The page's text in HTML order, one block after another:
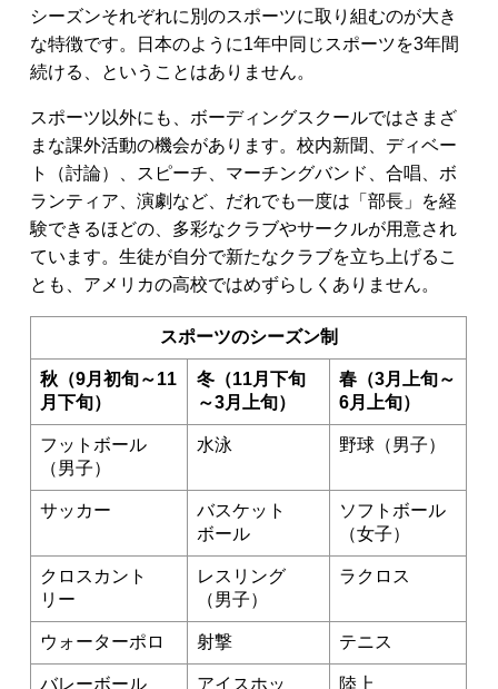
シーズンそれぞれに別のスポーツに取り組むのが大き
な特徴です。日本のように1年中同じスポーツを3年間
続ける、ということはありません。
スポーツ以外にも、ボーディングスクールではさまざ
まな課外活動の機会があります。校内新聞、ディベー
ト（討論）、スピーチ、マーチングバンド、合唱、ボ
ランティア、演劇など、だれでも一度は「部長」を経
験できるほどの、多彩なクラブやサークルが用意され
ています。生徒が自分で新たなクラブを立ち上げるこ
とも、アメリカの高校ではめずらしくありません。
スポーツのシーズン制
秋（9月初旬～11
月下旬）
冬（11月下旬
～3月上旬）
春（3月上旬～
6月上旬）
フットボール
（男子）
水泳 野球（男子）
サッカー
バスケット
ボール
ソフトボール
（女子）
クロスカント
リー
レスリング
（男子）
ラクロス
ウォーターポロ 射撃 テニス
バレーボール アイスホッ 陸上